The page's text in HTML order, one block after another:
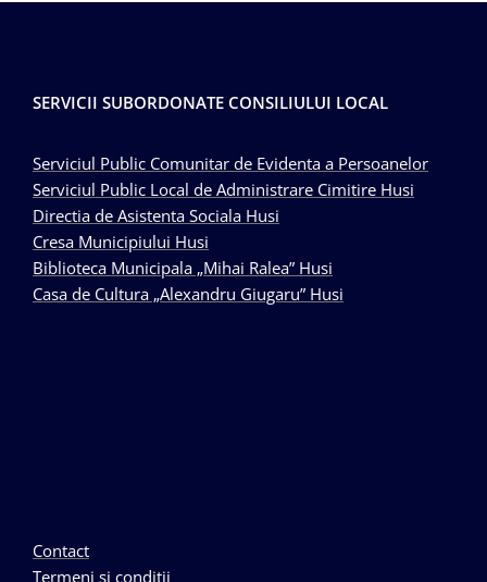
SERVICII SUBORDONATE CONSILIULUI LOCAL
Serviciul Public Comunitar de Evidenta a Persoanelor
Serviciul Public Local de Administrare Cimitire Husi
Directia de Asistenta Sociala Husi
Cresa Municipiului Husi
Biblioteca Municipala „Mihai Ralea” Husi
Casa de Cultura „Alexandru Giugaru” Husi
Contact
Termeni si conditii